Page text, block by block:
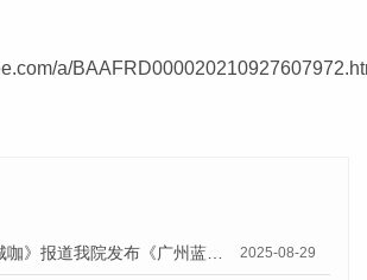
a/
8月29日《花城咖》报道我院发布《广州蓝皮书：广州国际商贸中心发展报告（2025）》的视频采访 2025-08-29